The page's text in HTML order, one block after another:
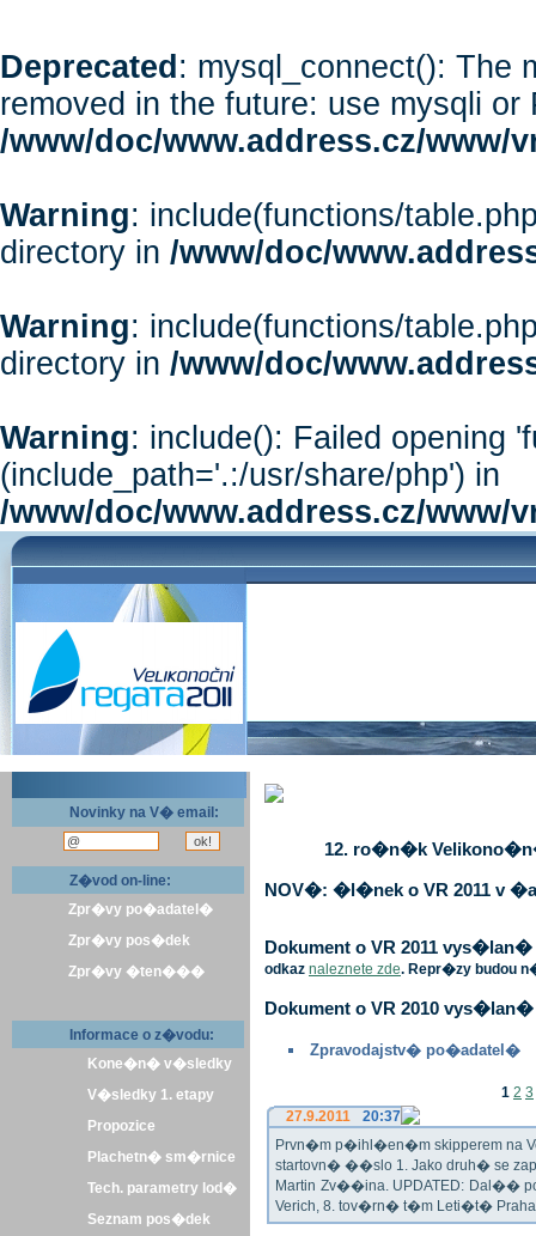
Deprecated : mysql_connect(): The
removed in the future: use mysqli or
/www/doc/www.address.cz/www/
Warning: include(functions/
directory in /www/doc/
Warning: include(functions/
directory in /www/doc/
Warning: include(): Failed opening
(include_path='.:/usr/share/php') in
/www/doc/www.address.cz/www/
Novinky na V� email:
Z�vod on-line:
Zpr�vy po�adatel�
Zpr�vy pos�dek
Zpr�vy �ten���
Informace o z�vodu:
Kone�n� v�sledky
V�sledky 1. etapy
Propozice
Plachetn� sm�rnice
Tech. parametry lod�
Seznam pos�dek
12. ro�n�k
NOV�: �l�nek o VR 2011 v
Dokument o VR 2011
odkaz naleznete zde. Repr�zy budou
Dokument o VR 2010
Zpravodajstv� po�adatel�
1 2 3
27.9.2011
20:37
Prvn�m p�ihl�en�m skipperem na
startovn� ��slo 1. Jako druh� se
Martin Zv��ina. UPDATED: Dal��
Verich, 8. tov�rn� t�m Leti�t� Praha